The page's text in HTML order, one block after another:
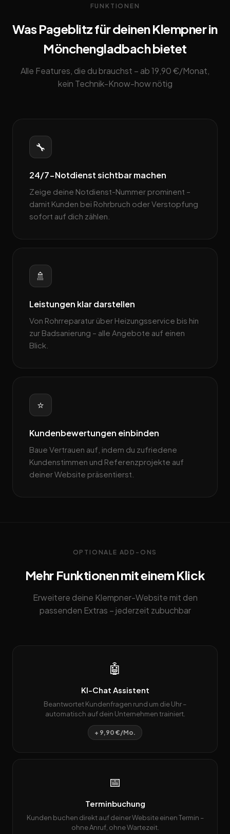
FUNKTIONEN
Was Pageblitz für deinen Klempner in
Mönchengladbach bietet
Alle Features, die du brauchst – ab 19,90 €/Monat,
kein Technik-Know-how nötig
🔧
24/7-Notdienst sichtbar machen
Zeige deine Notdienst-Nummer prominent –
damit Kunden bei Rohrbruch oder Verstopfung
sofort auf dich zählen.
🚿
Leistungen klar darstellen
Von Rohrreparatur über Heizungsservice bis hin
zur Badsanierung – alle Angebote auf einen
Blick.
⭐
Kundenbewertungen einbinden
Baue Vertrauen auf, indem du zufriedene
Kundenstimmen und Referenzprojekte auf
deiner Website präsentierst.
OPTIONALE ADD-ONS
Mehr Funktionen mit einem Klick
Erweitere deine Klempner-Website mit den
passenden Extras – jederzeit zubuchbar
🤖
KI-Chat Assistent
Beantwortet Kundenfragen rund um die Uhr –
automatisch auf dein Unternehmen trainiert.
+ 9,90 €/Mo.
📅
Terminbuchung
Kunden buchen direkt auf deiner Website einen Termin –
ohne Anruf, ohne Wartezeit.